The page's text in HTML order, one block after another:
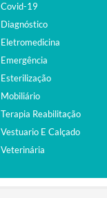
Covid-19
Diagnóstico
Eletromedicina
Emergência
Esterilização
Mobiliário
Terapia Reabilitação
Vestuario E Calçado
Veterinária